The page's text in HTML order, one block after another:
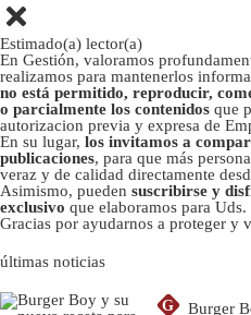
Estimado(a) lector(a)
En Gestión, valoramos
realizamos para mantenerlos
no está permitido, reproducir,
o parcialmente los contenidos que
autorizacion previa y expresa de
En su lugar, los invitamos a
publicaciones, para que más
veraz y de calidad directamente
Asimismo, pueden suscribirse y
exclusivo que elaboramos para Uds.
Gracias por ayudarnos a proteger y
últimas noticias
G
Burger